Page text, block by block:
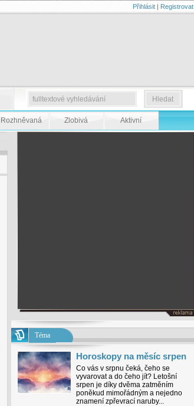
Přihlásit| Registrovat
Rozhněvaná Zlobivá Aktivní
Téma
Horoskopy na měsíc srpen
Co vás v srpnu čeká, čeho se
vyvarovat a do čeho jít? Letošní
srpen je díky dvěma zatměním
poněkud mimořádným a nejedno
znamení zpřevrací naruby...